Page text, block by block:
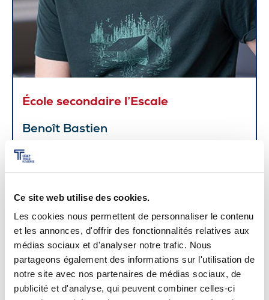
Ce site web utilise des cookies.
Les cookies nous permettent de personnaliser le contenu
et les annonces, d'offrir des fonctionnalités relatives aux
médias sociaux et d'analyser notre trafic. Nous
partageons également des informations sur l'utilisation de
notre site avec nos partenaires de médias sociaux, de
publicité et d'analyse, qui peuvent combiner celles-ci
École secondaire l’Escale
Benoît Bastien